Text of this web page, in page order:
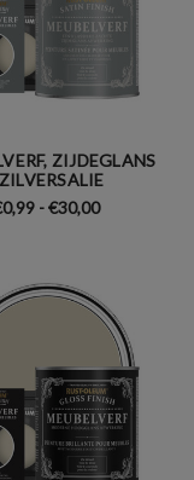
ZIJDEGLANS
- €30,00